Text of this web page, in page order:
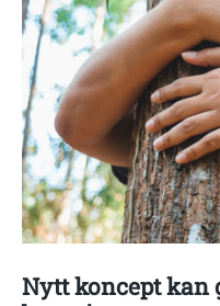
Nytt koncept kan